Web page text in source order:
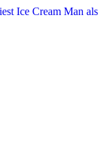
Ice Cream Man